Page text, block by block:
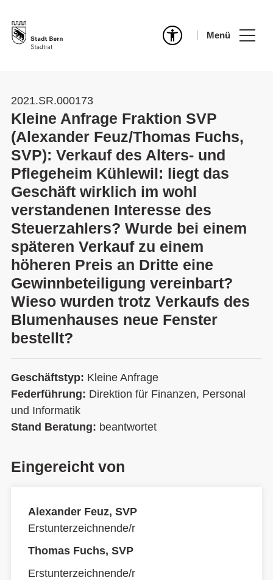
Menü
2021.SR.000173
Kleine Anfrage Fraktion SVP
(Alexander Feuz/Thomas Fuchs,
SVP): Verkauf des Alters- und
Pflegeheim Kühlewil: liegt das
Geschäft wirklich im wohl
verstandenen Interesse des
Steuerzahlers? Wurde bei einem
späteren Verkauf zu einem
höheren Preis an Dritte eine
Gewinnbeteiligung vereinbart?
Wieso wurden trotz Verkaufs des
Blumenhauses neue Fenster
bestellt?
Geschäftstyp: Kleine Anfrage
Federführung: Direktion für Finanzen, Personal
und Informatik
Stand Beratung: beantwortet
Eingereicht von
Alexander Feuz, SVP
Erstunterzeichnende/r
Thomas Fuchs, SVP
Erstunterzeichnende/r